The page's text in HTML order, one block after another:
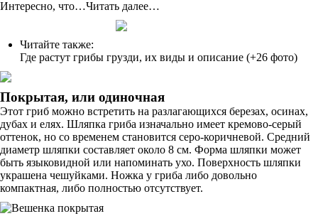
Интересно, что…Читать далее…
Читайте также:
Где растут грибы грузди, их виды и описание (+26 фото)
Покрытая, или одиночная
Этот гриб можно встретить на разлагающихся березах, осинах,
дубах и елях. Шляпка гриба изначально имеет кремово-серый
оттенок, но со временем становится серо-коричневой. Средний
диаметр шляпки составляет около 8 см. Форма шляпки может
быть языковидной или напоминать ухо. Поверхность шляпки
украшена чешуйками. Ножка у гриба либо довольно
компактная, либо полностью отсутствует.